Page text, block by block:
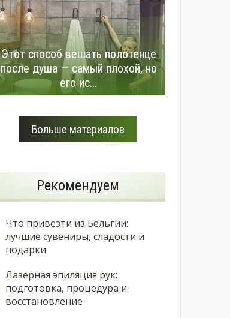
Этот способ вешать полотенце
после душа — самый плохой, но
его ис...
Больше материалов
Рекомендуем
Что привезти из Бельгии:
лучшие сувениры, сладости и
подарки
Лазерная эпиляция рук:
подготовка, процедура и
восстановление